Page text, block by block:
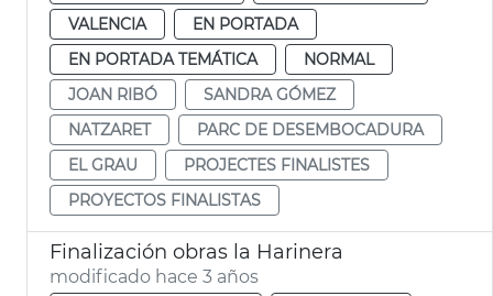
VALENCIA
EN PORTADA
EN PORTADA TEMÁTICA
NORMAL
JOAN RIBÓ
SANDRA GÓMEZ
NATZARET
PARC DE DESEMBOCADURA
EL GRAU
PROJECTES FINALISTES
PROYECTOS FINALISTAS
Finalización obras la Harinera
modificado hace 3 años